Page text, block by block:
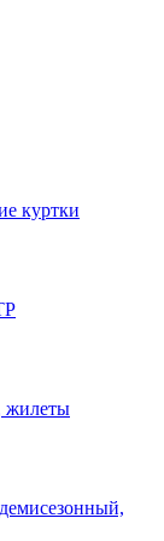
куртки
жилеты